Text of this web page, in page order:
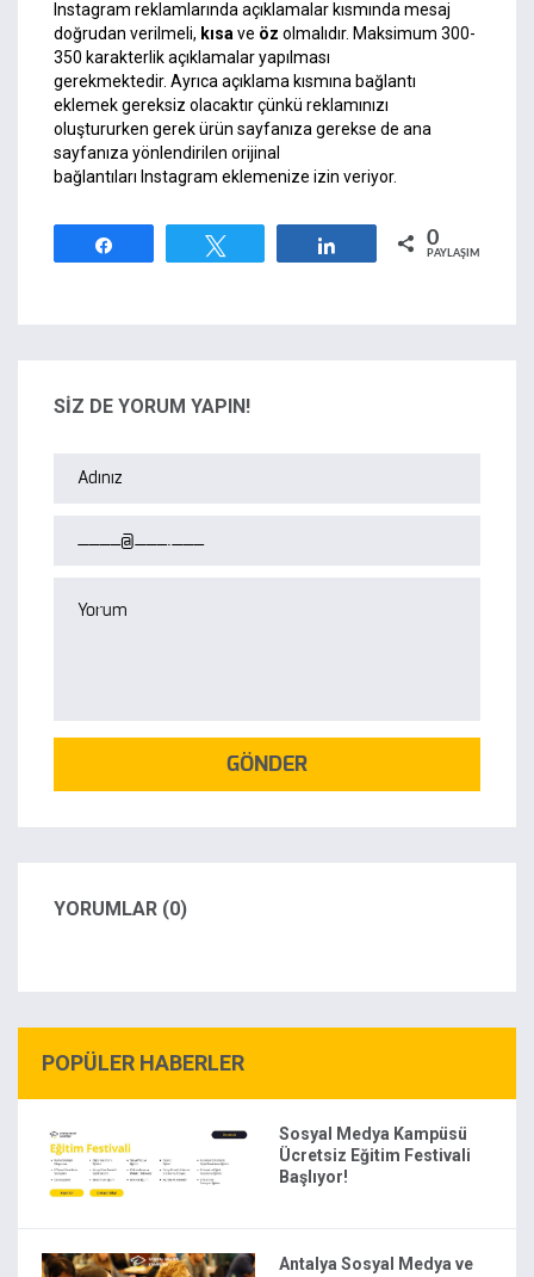
Instagram reklamlarında açıklamalar kısmında mesaj
doğrudan verilmeli, kısa ve öz olmalıdır. Maksimum 300-
350 karakterlik açıklamalar yapılması
gerekmektedir. Ayrıca açıklama kısmına bağlantı
eklemek gereksiz olacaktır çünkü reklamınızı
oluştururken gerek ürün sayfanıza gerekse de ana
sayfanıza yönlendirilen orijinal
bağlantıları Instagram eklemenize izin veriyor.
0
PAYLAŞIMLAR
SİZ DE YORUM YAPIN!
GÖNDER
YORUMLAR (0)
POPÜLER HABERLER
Sosyal Medya Kampüsü
Ücretsiz Eğitim Festivali
Başlıyor!
Antalya Sosyal Medya ve